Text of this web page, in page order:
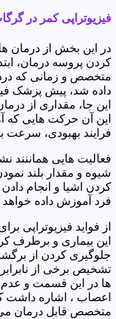
فیزیوتراپی کمر در
در این بخش از درمان
کردن پروسه درمان،
متخصص و زمانی که
داده شد، پیش پزشک
این جا، مقداری از
این آن حرکت هایی که
فرایند بهبودی، سرعت
فعالیت هایی
شیوه و مقدار بلند
کردن اشیا و انجام
فرد آموزش داده
از فواید فیزیوتراپی
این بیماری و برطرف
جلوگیری کردن از
تشخیص برخی از
ها در این قسمت و
اعصاب ، اشاره داشت
متخصص قابل درمان